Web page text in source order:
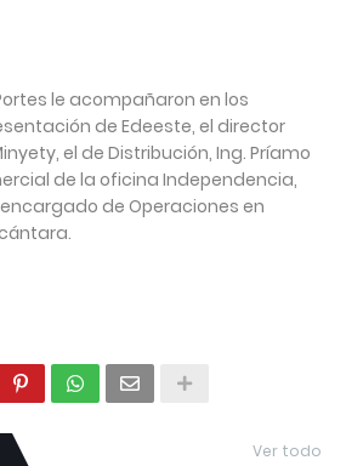
le acompañaron en los
de Edeeste, el director
el de Distribución, Ing. Príamo
de la oficina Independencia,
de Operaciones en
Ver todo